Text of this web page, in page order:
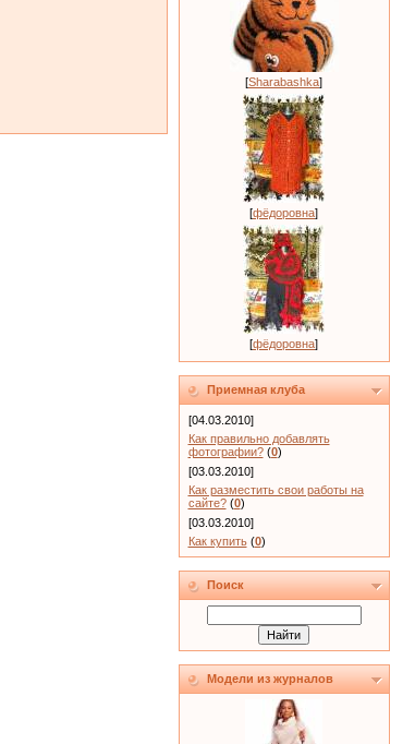
[Sharabashka]
[фёдоровна]
[фёдоровна]
Приемная клуба
[04.03.2010]
Как правильно добавлять
фотографии? (0)
[03.03.2010]
Как разместить свои работы на
сайте? (0)
[03.03.2010]
Как купить (0)
Поиск
Модели из журналов